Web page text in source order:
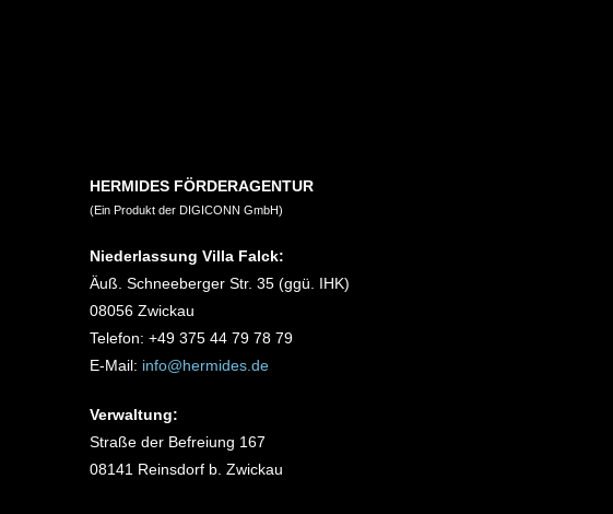
HERMIDES FÖRDERAGENTUR
(Ein Produkt der DIGICONN GmbH)
Niederlassung Villa Falck:
Äuß. Schneeberger Str. 35 (ggü. IHK)
08056 Zwickau
Telefon: +49 375 44 79 78 79
E-Mail: info@hermides.de
Verwaltung:
Straße der Befreiung 167
08141 Reinsdorf b. Zwickau